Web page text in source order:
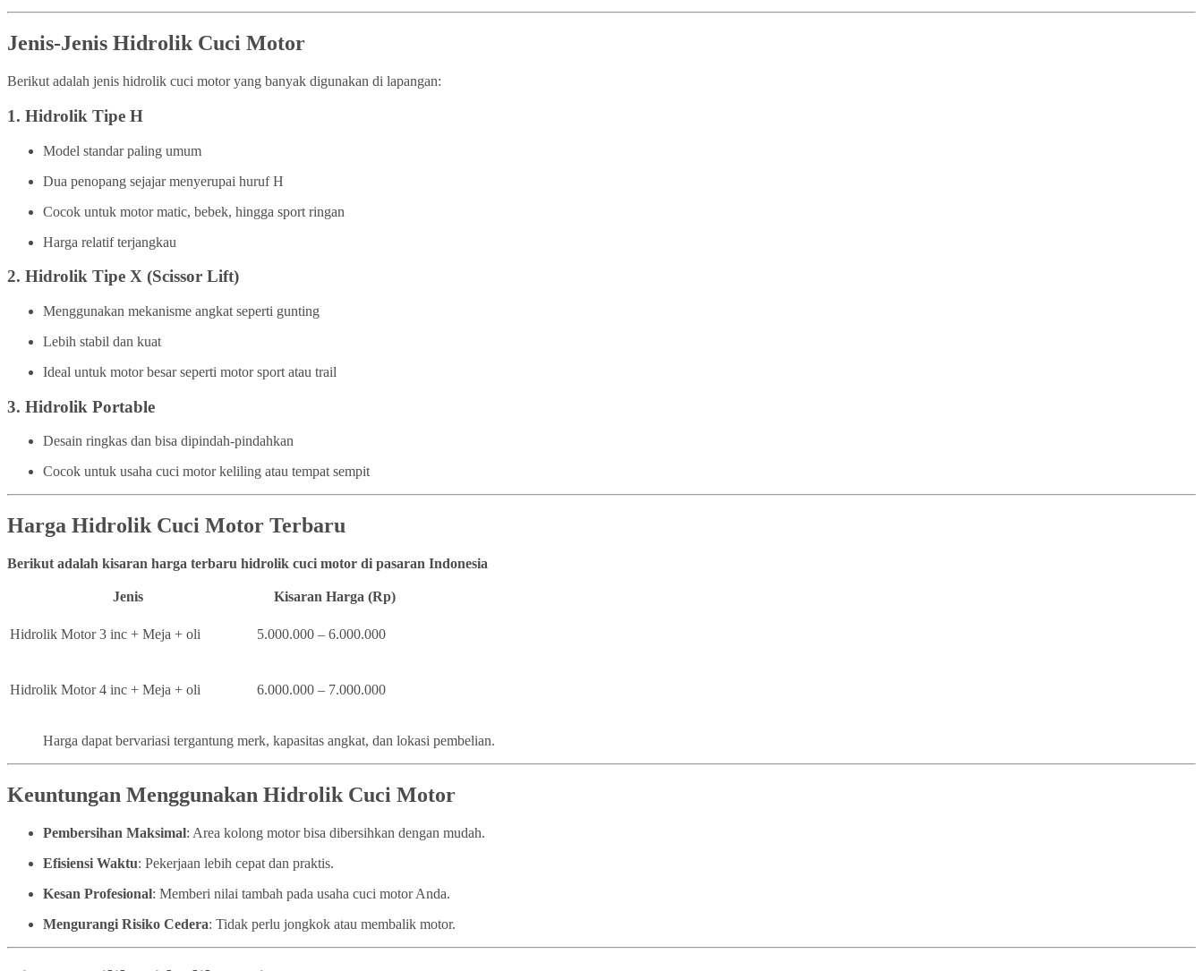
Jenis-Jenis Hidrolik Cuci Motor
Berikut adalah jenis hidrolik cuci motor yang banyak digunakan di lapangan:
1. Hidrolik Tipe H
Model standar paling umum
Dua penopang sejajar menyerupai huruf H
Cocok untuk motor matic, bebek, hingga sport ringan
Harga relatif terjangkau
2. Hidrolik Tipe X (Scissor Lift)
Menggunakan mekanisme angkat seperti gunting
Lebih stabil dan kuat
Ideal untuk motor besar seperti motor sport atau trail
3. Hidrolik Portable
Desain ringkas dan bisa dipindah-pindahkan
Cocok untuk usaha cuci motor keliling atau tempat sempit
Harga Hidrolik Cuci Motor Terbaru
Berikut adalah kisaran harga terbaru hidrolik cuci motor di pasaran Indonesia
Jenis Kisaran Harga (Rp)
Hidrolik Motor 3 inc + Meja + oli 5.000.000 – 6.000.000
Hidrolik Motor 4 inc + Meja + oli 6.000.000 – 7.000.000
Harga dapat bervariasi tergantung merk, kapasitas angkat, dan lokasi pembelian.
Keuntungan Menggunakan Hidrolik Cuci Motor
Pembersihan Maksimal: Area kolong motor bisa dibersihkan dengan mudah.
Efisiensi Waktu: Pekerjaan lebih cepat dan praktis.
Kesan Profesional: Memberi nilai tambah pada usaha cuci motor Anda.
Mengurangi Risiko Cedera: Tidak perlu jongkok atau membalik motor.